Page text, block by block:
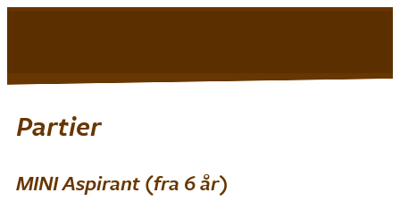
Partier
MINI Aspirant (fra 6 år)